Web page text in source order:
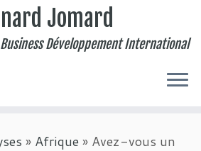
Jomard
Développement International
» Afrique » Avez-vous un